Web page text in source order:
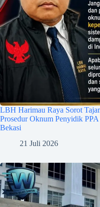
LBH Harimau Raya Sorot
Prosedur Oknum Penyidik
Bekasi
21 Juli 2026